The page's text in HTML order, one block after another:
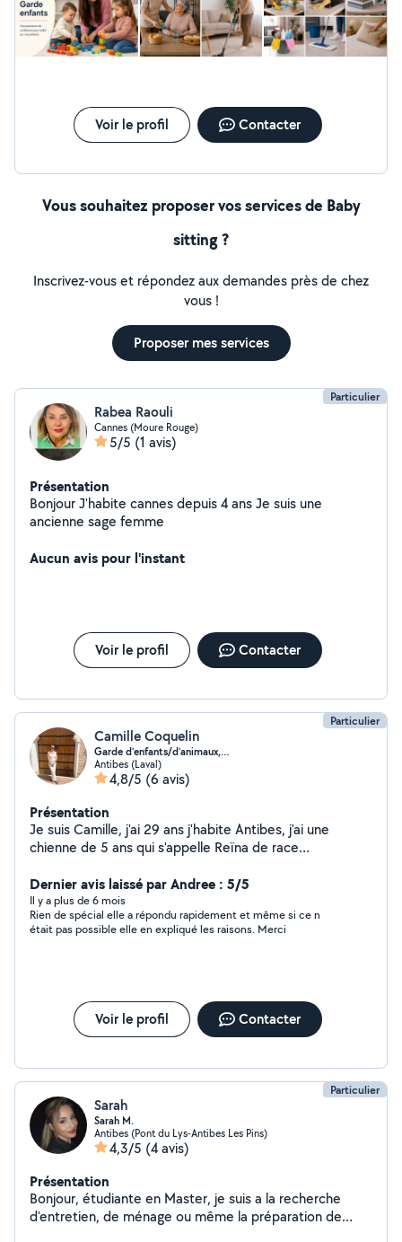
Voir le profil Contacter
Vous souhaitez proposer vos services de Baby
sitting ?
Inscrivez-vous et répondez aux demandes près de chez
vous !
Proposer mes services
Particulier
Rabea Raouli
Cannes (Moure Rouge)
5/5 (1 avis)
Présentation
Bonjour J'habite cannes depuis 4 ans Je suis une
ancienne sage femme
Aucun avis pour l'instant
Voir le profil Contacter
Particulier
Camille Coquelin
Garde d’enfants/d’animaux,…
Antibes (Laval)
4,8/5 (6 avis)
Présentation
Je suis Camille, j'ai 29 ans j'habite Antibes, j'ai une
chienne de 5 ans qui s'appelle Reïna de race
garde d'animaux, la garde d'enfants, l'aide ménagère,
l'aide administrative, la prise de rdv, Check in et Check
out airbnb,
Dernier avis laissé par Andree : 5/5
Il y a plus de 6 mois
Rien de spécial elle a répondu rapidement et même si ce n
était pas possible elle en expliqué les raisons. Merci
Voir le profil Contacter
Particulier
Sarah
Sarah M.
Antibes (Pont du Lys-Antibes Les Pins)
4,3/5 (4 avis)
Présentation
Bonjour, étudiante en Master, je suis a la recherche
d'entretien, de ménage ou même la préparation de